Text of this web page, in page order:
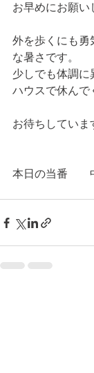
お早めにお願い
外を歩くにも勇
な暑さです。
少しでも体調
ハウスで休んで
お待ちしていま
本日の当番　　
以